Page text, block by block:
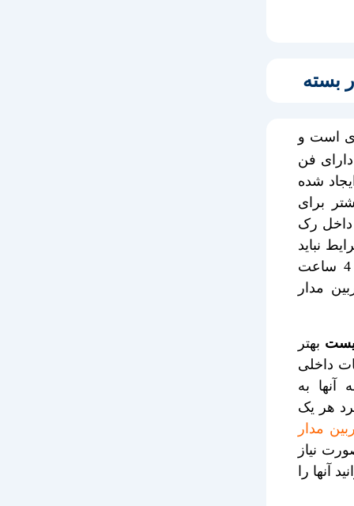
بسته
است و
دارای فن
شده
برای
داخل رک
نباید
دمای بیش از 52 درجه در رک بیشتر از 4 ساعت
مدار
بهتر
داخلی
به
هر یک
مدار
نیاز
آنها را